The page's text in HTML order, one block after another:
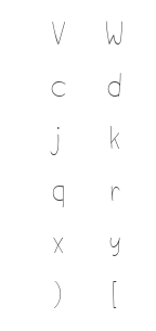
V
W
c
d
j
k
q
r
x
y
)
[